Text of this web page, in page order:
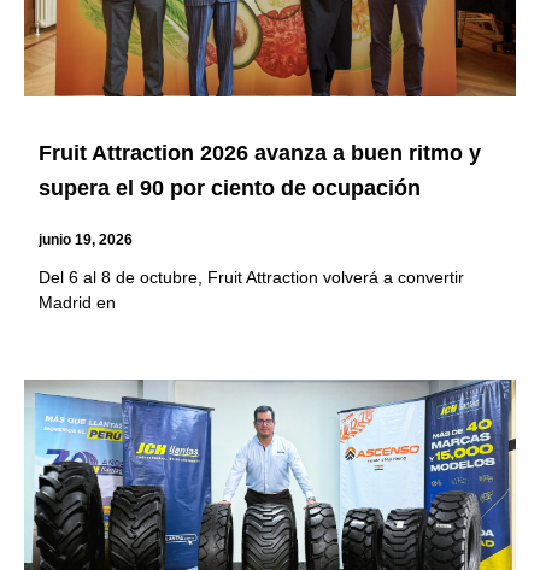
Fruit Attraction 2026 avanza a buen ritmo y
supera el 90 por ciento de ocupación
junio 19, 2026
Del 6 al 8 de octubre, Fruit Attraction volverá a convertir
Madrid en